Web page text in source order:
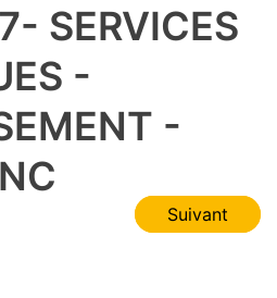
SERVICES
-
-
Suivant